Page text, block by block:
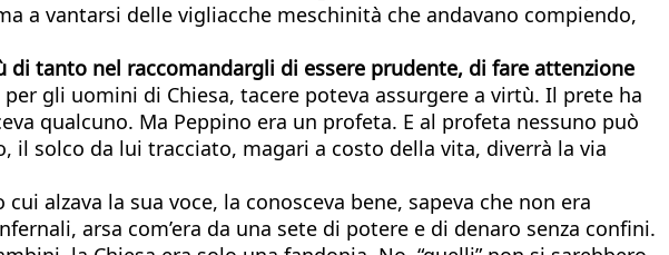
a vantarsi delle vigliacche meschinità che andavano compiendo,
di tanto nel raccomandargli di essere prudente, di fare attenzione
gli uomini di Chiesa, tacere poteva assurgere a virtù. Il prete ha
qualcuno. Ma Peppino era un profeta. E al profeta nessuno può
il solco da lui tracciato, magari a costo della vita, diverrà la via
alzava la sua voce, la conosceva bene, sapeva che non era
arsa com’era da una sete di potere e di denaro senza confini.